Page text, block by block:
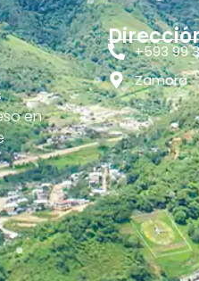
en
+593 99
Zamora